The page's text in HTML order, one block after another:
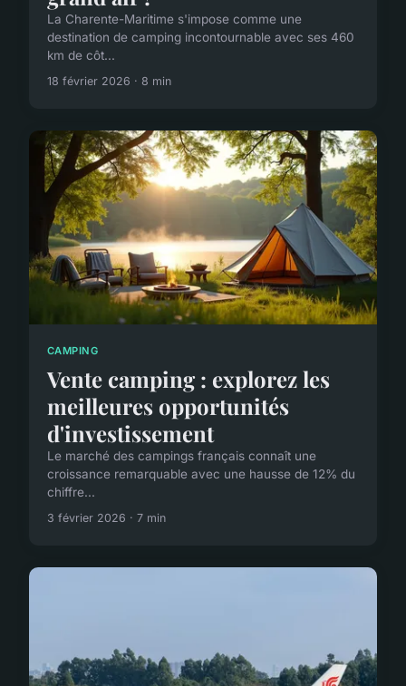
La Charente-Maritime s'impose comme une
destination de camping incontournable avec ses 460
km de côt...
18 février 2026 · 8 min
CAMPING
Vente camping : explorez les
meilleures opportunités
d'investissement
Le marché des campings français connaît une
croissance remarquable avec une hausse de 12% du
chiffre...
3 février 2026 · 7 min